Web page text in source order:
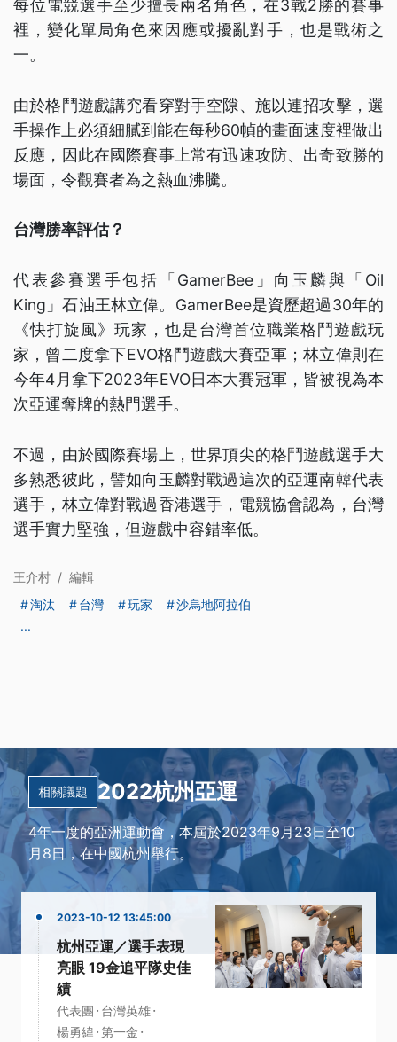
每位電競選手至少擅長兩名角色，在3戰2勝的賽事
裡，變化單局角色來因應或擾亂對手，也是戰術之
一。
由於格鬥遊戲講究看穿對手空隙、施以連招攻擊，選
手操作上必須細膩到能在每秒60幀的畫面速度裡做出
反應，因此在國際賽事上常有迅速攻防、出奇致勝的
場面，令觀賽者為之熱血沸騰。
台灣勝率評估？
代表參賽選手包括「GamerBee」向玉麟與「Oil
King」石油王林立偉。GamerBee是資歷超過30年的
《快打旋風》玩家，也是台灣首位職業格鬥遊戲玩
家，曾二度拿下EVO格鬥遊戲大賽亞軍；林立偉則在
今年4月拿下2023年EVO日本大賽冠軍，皆被視為本
次亞運奪牌的熱門選手。
不過，由於國際賽場上，世界頂尖的格鬥遊戲選手大
多熟悉彼此，譬如向玉麟對戰過這次的亞運南韓代表
選手，林立偉對戰過香港選手，電競協會認為，台灣
選手實力堅強，但遊戲中容錯率低。
王介村 / 編輯
淘汰
台灣 玩家
沙烏地阿拉伯
...
相關議題 2022杭州亞運
4年一度的亞洲運動會，本屆於2023年9月23日至10
月8日，在中國杭州舉行。
2023-10-12 13:45:00
杭州亞運／選手表現
亮眼 19金追平隊史佳
績
代表團 · 台灣英雄·
楊勇緯·第一金 ·